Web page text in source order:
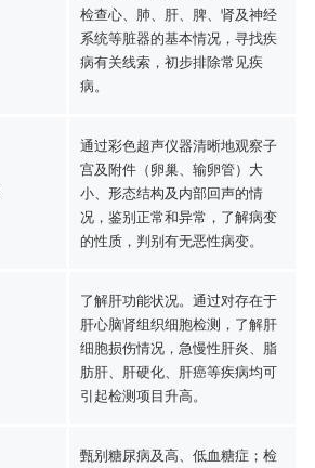
检查心、肺、肝、脾、肾及神经
系统等脏器的基本情况，寻找疾
病有关线索，初步排除常见疾
病。
通过彩色超声仪器清晰地观察子
宫及附件（卵巢、输卵管）大
小、形态结构及内部回声的情
况，鉴别正常和异常，了解病变
的性质，判别有无恶性病变。
了解肝功能状况。通过对存在于
肝心脑肾组织细胞检测，了解肝
细胞损伤情况，急慢性肝炎、脂
肪肝、肝硬化、肝癌等疾病均可
引起检测项目升高。
甄别糖尿病及高、低血糖症；检